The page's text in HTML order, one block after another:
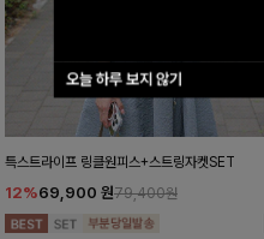
오늘 하루 보지 않기
특스트라이프 링클원피스+스트링자켓SET
12%69,900 원79,400원